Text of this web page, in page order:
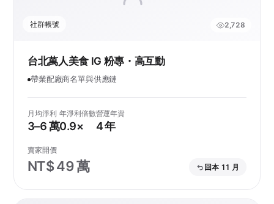
社群帳號 2,728
台北萬人美食 IG 粉專・高互動
帶業配廠商名單與供應鏈
月均淨利
3–6 萬
年淨利倍數
0.9×
營運年資
4 年
賣家開價
NT$ 49 萬 回本 11 月